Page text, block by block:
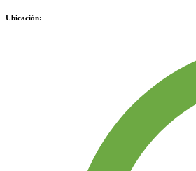
Ubicación: